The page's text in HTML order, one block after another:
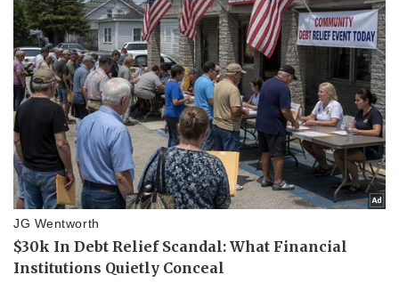
Pháp luật
Vụ án
Tin nóng
Tư vấn luật
Quân sự - Quốc phòng
Vũ khí
Việt Nam
Phân tích